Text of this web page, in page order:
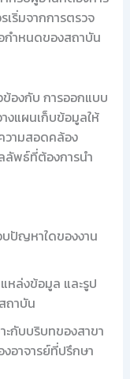
เริ่มจากการตรวจ
กำหนดของสถาบัน
ข้องกับ การออกแบบ
งแผนเก็บข้อมูลให้
วามสอดคล้อง
ลัพธ์ที่ต้องการนำ
ปัญหาใดของงาน
หล่งข้อมูล และรูป
ถาบัน
ะกับบริบทของสาขา
อาจารย์ที่ปรึกษา